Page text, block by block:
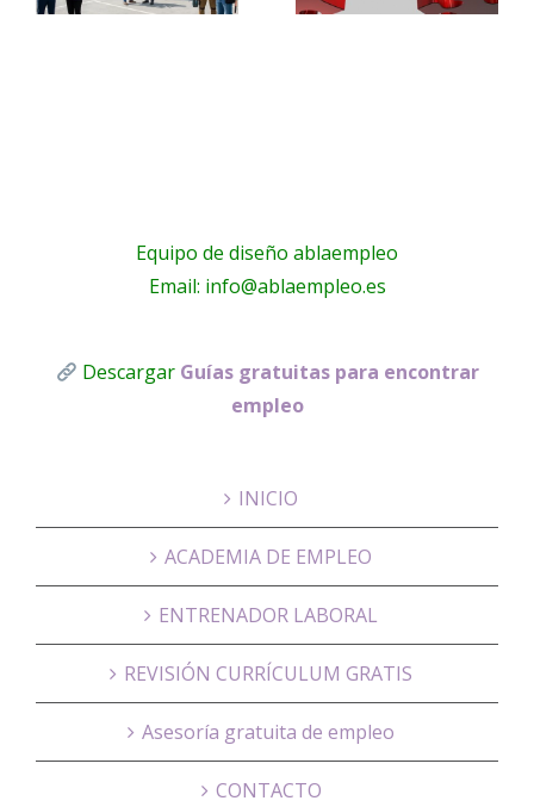
trabajo si
Equipo de diseño ablaempleo
Email: info@ablaempleo.es
Descargar Guías gratuitas para encontrar
empleo
INICIO
ACADEMIA DE EMPLEO
ENTRENADOR LABORAL
REVISIÓN CURRÍCULUM GRATIS
Asesoría gratuita de empleo
CONTACTO